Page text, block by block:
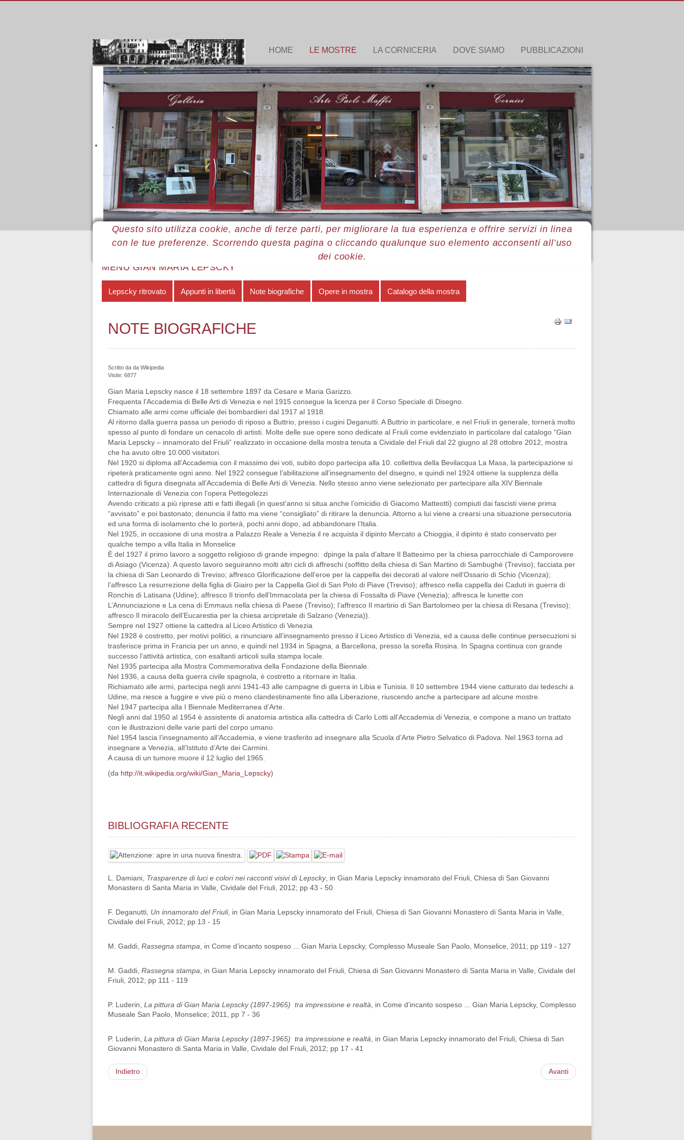
HOME LE MOSTRE LA CORNICERIA DOVE SIAMO PUBBLICAZIONI
Questo sito utilizza cookie, anche di terze parti, per migliorare la tua esperienza e offrire servizi in linea
con le tue preferenze. Scorrendo questa pagina o cliccando qualunque suo elemento acconsenti all’uso
dei cookie.
Sei qui: Home Le mostre Mostre 2012 Gian Maria Lepscky Note biografiche
MENÙ GIAN MARIA LEPSCKY
Lepscky ritrovato Appunti in libertà Note biografiche Opere in mostra Catalogo della mostra
NOTE BIOGRAFICHE
Scritto da da Wikipedia
Visite: 6877
Gian Maria Lepscky nasce il 18 settembre 1897 da Cesare e Maria Garizzo.
Frequenta l’Accademia di Belle Arti di Venezia e nel 1915 consegue la licenza per il Corso Speciale di Disegno.
Chiamato alle armi come ufficiale dei bombardieri dal 1917 al 1918.
Al ritorno dalla guerra passa un periodo di riposo a Buttrio, presso i cugini Deganutti. A Buttrio in particolare, e nel Friuli in generale, tornerà molto
spesso al punto di fondare un cenacolo di artisti. Molte delle sue opere sono dedicate al Friuli come evidenziato in particolare dal catalogo “Gian
Maria Lepscky – innamorato del Friuli” realizzato in occasione della mostra tenuta a Cividale del Friuli dal 22 giugno al 28 ottobre 2012, mostra
che ha avuto oltre 10.000 visitatori.
Nel 1920 si diploma all’Accademia con il massimo dei voti, subito dopo partecipa alla 10. collettiva della Bevilacqua La Masa, la partecipazione si
ripeterà praticamente ogni anno. Nel 1922 consegue l’abilitazione all’insegnamento del disegno, e quindi nel 1924 ottiene la supplenza della
cattedra di figura disegnata all’Accademia di Belle Arti di Venezia. Nello stesso anno viene selezionato per partecipare alla XIV Biennale
Internazionale di Venezia con l’opera Pettegolezzi
Avendo criticato a più riprese atti e fatti illegali (in quest’anno si situa anche l’omicidio di Giacomo Matteotti) compiuti dai fascisti viene prima
“avvisato” e poi bastonato; denuncia il fatto ma viene “consigliato” di ritirare la denuncia. Attorno a lui viene a crearsi una situazione persecutoria
ed una forma di isolamento che lo porterà, pochi anni dopo, ad abbandonare l’Italia.
Nel 1925, in occasione di una mostra a Palazzo Reale a Venezia il re acquista il dipinto Mercato a Chioggia, il dipinto è stato conservato per
qualche tempo a villa Italia in Monselice
È del 1927 il primo lavoro a soggetto religioso di grande impegno: dpinge la pala d’altare Il Battesimo per la chiesa parrocchiale di Camporovere
di Asiago (Vicenza). A questo lavoro seguiranno molti altri cicli di affreschi (soffitto della chiesa di San Martino di Sambughè (Treviso); facciata per
la chiesa di San Leonardo di Treviso; affresco Glorificazione dell’eroe per la cappella dei decorati al valore nell’Ossario di Schio (Vicenza);
l’affresco La resurrezione della figlia di Giairo per la Cappella Giol di San Polo di Piave (Treviso); affresco nella cappella dei Caduti in guerra di
Ronchis di Latisana (Udine); affresco Il trionfo dell’Immacolata per la chiesa di Fossalta di Piave (Venezia); affresca le lunette con
L’Annunciazione e La cena di Emmaus nella chiesa di Paese (Treviso); l’affresco Il martirio di San Bartolomeo per la chiesa di Resana (Treviso);
affresco Il miracolo dell’Eucarestia per la chiesa arcipretale di Salzano (Venezia)).
Sempre nel 1927 ottiene la cattedra al Liceo Artistico di Venezia
Nel 1928 è costretto, per motivi politici, a rinunciare all’insegnamento presso il Liceo Artistico di Venezia, ed a causa delle continue persecuzioni si
trasferisce prima in Francia per un anno, e quindi nel 1934 in Spagna, a Barcellona, presso la sorella Rosina. In Spagna continua con grande
successo l’attività artistica, con esaltanti articoli sulla stampa locale.
Nel 1935 partecipa alla Mostra Commemorativa della Fondazione della Biennale.
Nel 1936, a causa della guerra civile spagnola, è costretto a ritornare in Italia.
Richiamato alle armi, partecipa negli anni 1941-43 alle campagne di guerra in Libia e Tunisia. Il 10 settembre 1944 viene catturato dai tedeschi a
Udine, ma riesce a fuggire e vive più o meno clandestinamente fino alla Liberazione, riuscendo anche a partecipare ad alcune mostre.
Nel 1947 partecipa alla I Biennale Mediterranea d’Arte.
Negli anni dal 1950 al 1954 è assistente di anatomia artistica alla cattedra di Carlo Lotti all’Accademia di Venezia, e compone a mano un trattato
con le illustrazioni delle varie parti del corpo umano.
Nel 1954 lascia l’insegnamento all’Accademia, e viene trasferito ad insegnare alla Scuola d’Arte Pietro Selvatico di Padova. Nel 1963 torna ad
insegnare a Venezia, all’Istituto d’Arte dei Carmini.
A causa di un tumore muore il 12 luglio del 1965.
(da http://it.wikipedia.org/wiki/Gian_Maria_Lepscky)
BIBLIOGRAFIA RECENTE
L. Damiani, Trasparenze di luci e colori nei racconti visivi di Lepscky, in Gian Maria Lepscky innamorato del Friuli, Chiesa di San Giovanni
Monastero di Santa Maria in Valle, Cividale del Friuli, 2012; pp 43 - 50
F. Deganutti, Un innamorato del Friuli, in Gian Maria Lepscky innamorato del Friuli, Chiesa di San Giovanni Monastero di Santa Maria in Valle,
Cividale del Friuli, 2012; pp 13 - 15
M. Gaddi, Rassegna stampa, in Come d’incanto sospeso ... Gian Maria Lepscky, Complesso Museale San Paolo, Monselice, 2011; pp 119 - 127
M. Gaddi, Rassegna stampa, in Gian Maria Lepscky innamorato del Friuli, Chiesa di San Giovanni Monastero di Santa Maria in Valle, Cividale del
Friuli, 2012; pp 111 - 119
P. Luderin, La pittura di Gian Maria Lepscky (1897-1965) tra impressione e realtà, in Come d’incanto sospeso ... Gian Maria Lepscky, Complesso
Museale San Paolo, Monselice; 2011, pp 7 - 36
P. Luderin, La pittura di Gian Maria Lepscky (1897-1965) tra impressione e realtà, in Gian Maria Lepscky innamorato del Friuli, Chiesa di San
Giovanni Monastero di Santa Maria in Valle, Cividale del Friuli, 2012; pp 17 - 41
Indietro Avanti